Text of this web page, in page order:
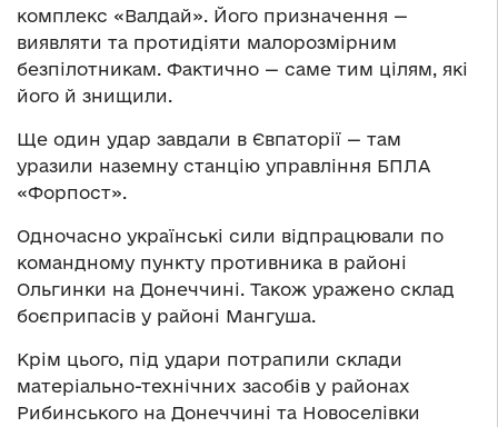
комплекс «Валдай». Його призначення —
виявляти та протидіяти малорозмірним
безпілотникам. Фактично — саме тим цілям, які
його й знищили.
Ще один удар завдали в Євпаторії — там
уразили наземну станцію управління БПЛА
«Форпост».
Одночасно українські сили відпрацювали по
командному пункту противника в районі
Ольгинки на Донеччині. Також уражено склад
боєприпасів у районі Мангуша.
Крім цього, під удари потрапили склади
матеріально-технічних засобів у районах
Рибинського на Донеччині та Новоселівки